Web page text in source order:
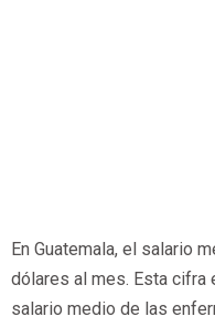
En Guatemala, el salario
dólares al mes. Esta
salario medio de las